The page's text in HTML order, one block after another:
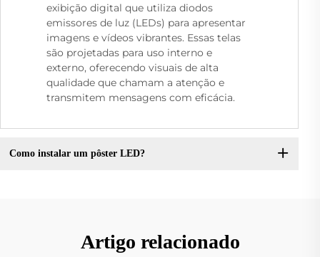
exibição digital que utiliza diodos
emissores de luz (LEDs) para apresentar
imagens e vídeos vibrantes. Essas telas
são projetadas para uso interno e
externo, oferecendo visuais de alta
qualidade que chamam a atenção e
transmitem mensagens com eficácia.
Como instalar um pôster LED?
Artigo relacionado